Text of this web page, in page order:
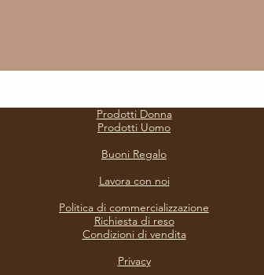
Prodotti Donna
Prodotti Uomo
Buoni Regalo
Lavora con noi
Politica di commercializzazione
Richiesta di reso
Condizioni di vendita
Privacy​